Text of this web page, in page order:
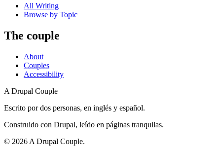
All Writing
Browse by Topic
The couple
About
Couples
Accessibility
A Drupal Couple
Escrito por dos personas, en inglés y español.
Construido con Drupal, leído en páginas tranquilas.
© 2026 A Drupal Couple.